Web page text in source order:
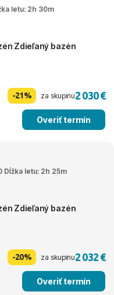
letu: 2h 30m
Zdieľaný bazén
-21% za skupinu2 030 €
Overiť termín
Dĺžka letu: 2h 25m
Zdieľaný bazén
-20% za skupinu2 032 €
Overiť termín